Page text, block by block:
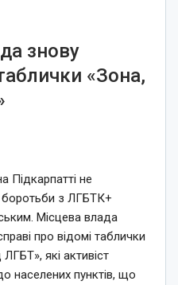
знову
«Зона,
Підкарпатті не
боротьби з ЛГБТК+
Місцева влада
про відомі таблички
які активіст
населених пунктів, що